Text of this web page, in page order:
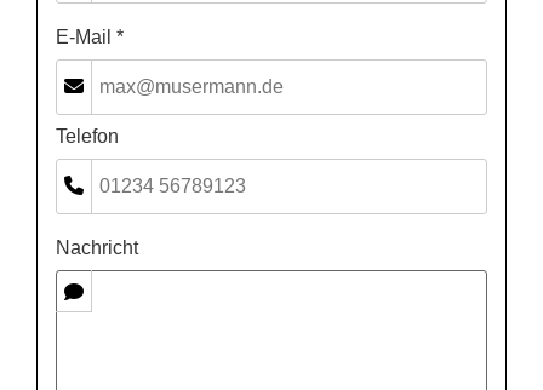
E-Mail *
Telefon
Nachricht